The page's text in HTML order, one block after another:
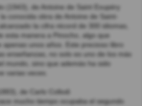
(1943), de Antoine de Saint Exupéry
la conocida obra de Antoine de Saint-
la cifra récord de 300 idiomas,
esta manera a Pinocho, algo que
apenas unos años. Este precioso libro
enseñanzas, no solo es uno de los más
mundo, sino que además ha sido
varias veces.
de Carlo Collodi
mucho tiempo ocupaba el segundo